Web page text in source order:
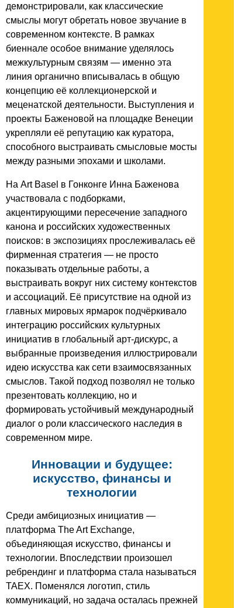
демонстрировали, как классические
смыслы могут обретать новое звучание в
современном контексте. В рамках
биеннале особое внимание уделялось
межкультурным связям — именно эта
линия органично вписывалась в общую
концепцию её коллекционерской и
меценатской деятельности. Выступления и
проекты Баженовой на площадке Венеции
укрепляли её репутацию как куратора,
способного выстраивать смысловые мосты
между разными эпохами и школами.
На Art Basel в Гонконге Инна Баженова
участвовала с подборками,
акцентирующими пересечение западного
канона и российских художественных
поисков: в экспозициях прослеживалась её
фирменная стратегия — не просто
показывать отдельные работы, а
выстраивать вокруг них систему контекстов
и ассоциаций. Её присутствие на одной из
главных мировых ярмарок подчёркивало
интеграцию российских культурных
инициатив в глобальный арт‑дискурс, а
выбранные произведения иллюстрировали
идею искусства как сети взаимосвязанных
смыслов. Такой подход позволял не только
презентовать коллекцию, но и
формировать устойчивый международный
диалог о роли классического наследия в
современном мире.
Инновации и будущее:
искусство, финансы и
технологии
Среди амбициозных инициатив —
платформа The Art Exchange,
объединяющая искусство, финансы и
технологии. Впоследствии произошел
ребрендинг и платформа стала называться
TAEX. Поменялся логотип, стиль
коммуникаций, но задача осталась прежней